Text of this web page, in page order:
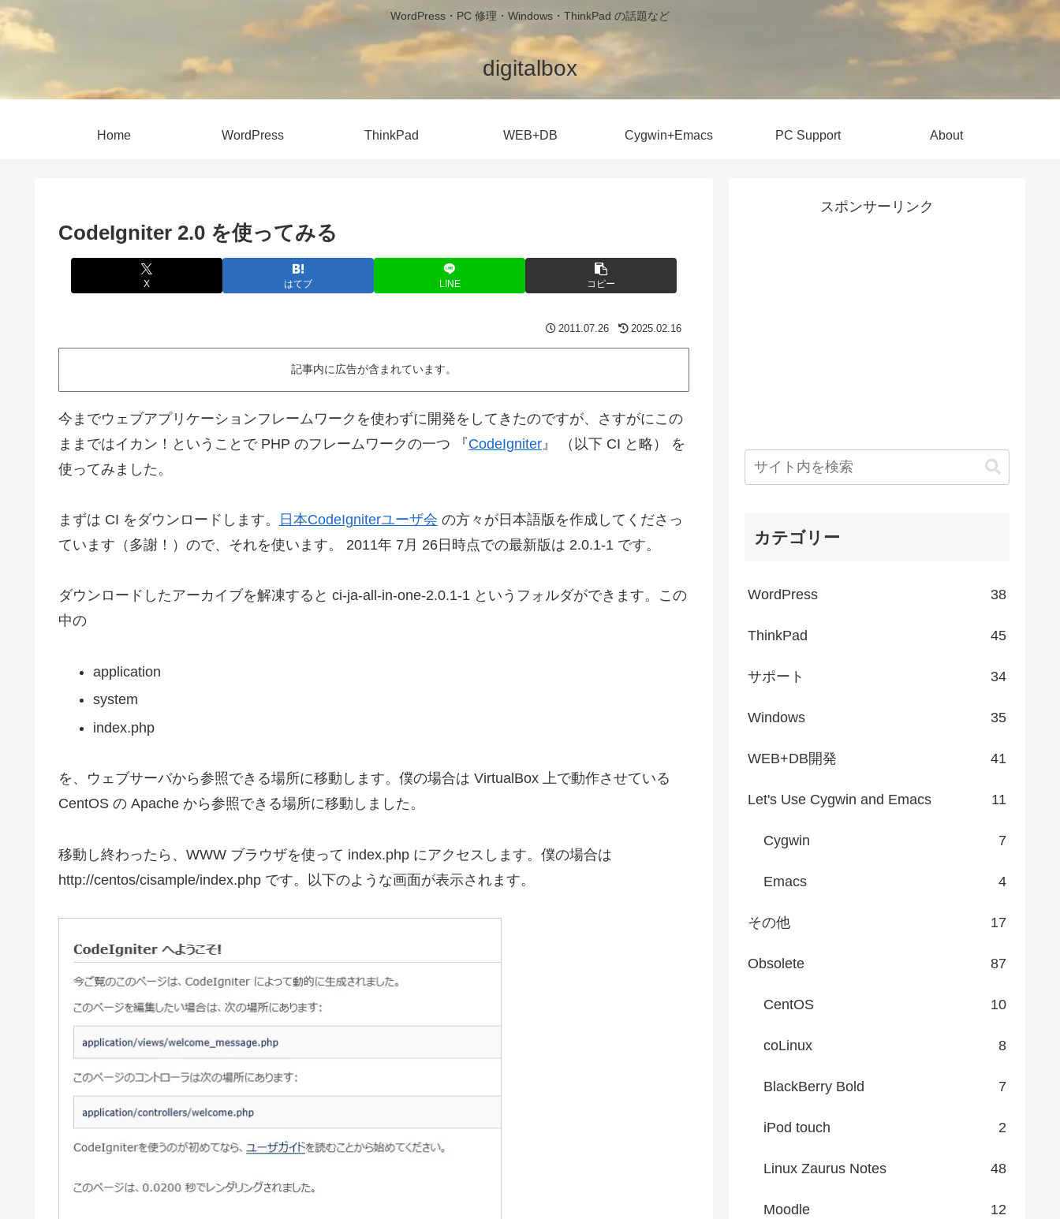
WordPress・PC 修理・Windows・ThinkPad の話題など
digitalbox
Home WordPress ThinkPad WEB+DB Cygwin+Emacs PC Support About
CodeIgniter 2.0 を使ってみる
X はてブ LINE コピー
2011.07.26 2025.02.16
記事内に広告が含まれています。
今までウェブアプリケーションフレームワークを使わずに開発をしてきたのですが、さすがにこの
ままではイカン！ということで PHP のフレームワークの一つ 『CodeIgniter 』 （以下 CI と略） を
使ってみました。
まずは CI をダウンロードします。 日本CodeIgniterユーザ会 の方々が日本語版を作成してくださっ
ています（多謝！）ので、それを使います。 2011年 7月 26日時点での最新版は 2.0.1-1 です。
ダウンロードしたアーカイブを解凍すると ci-ja-all-in-one-2.0.1-1 というフォルダができます。この
中の
application
system
index.php
を、ウェブサーバから参照できる場所に移動します。僕の場合は VirtualBox 上で動作させている
CentOS の Apache から参照できる場所に移動しました。
移動し終わったら、WWW ブラウザを使って index.php にアクセスします。僕の場合は
http://centos/cisample/index.php です。以下のような画面が表示されます。
スポンサーリンク
カテゴリー
WordPress 38
ThinkPad 45
サポート 34
Windows 35
WEB+DB開発 41
Let's Use Cygwin and Emacs 11
Cygwin 7
Emacs 4
その他 17
Obsolete 87
CentOS 10
coLinux 8
BlackBerry Bold 7
iPod touch 2
Linux Zaurus Notes 48
Moodle 12